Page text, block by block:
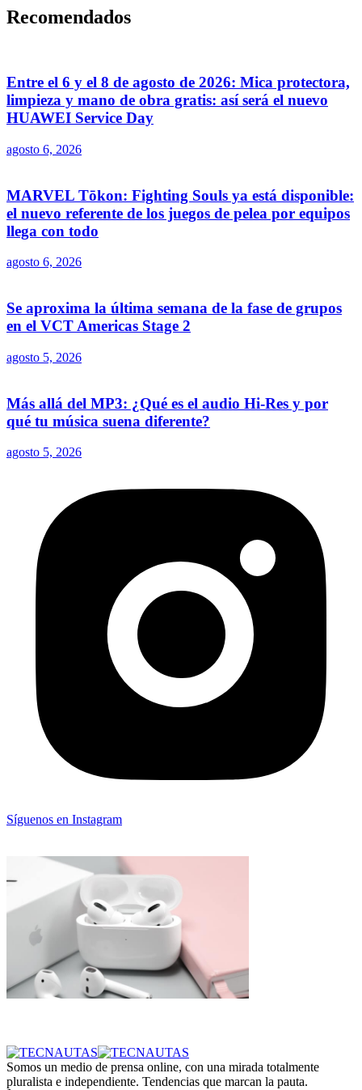
Recomendados
Entre el 6 y el 8 de agosto de 2026: Mica protectora,
limpieza y mano de obra gratis: así será el nuevo
HUAWEI Service Day
agosto 6, 2026
MARVEL Tōkon: Fighting Souls ya está disponible:
el nuevo referente de los juegos de pelea por equipos
llega con todo
agosto 6, 2026
Se aproxima la última semana de la fase de grupos
en el VCT Americas Stage 2
agosto 5, 2026
Más allá del MP3: ¿Qué es el audio Hi-Res y por
qué tu música suena diferente?
agosto 5, 2026
Síguenos en Instagram
Somos un medio de prensa online, con una mirada totalmente
pluralista e independiente. Tendencias que marcan la pauta.